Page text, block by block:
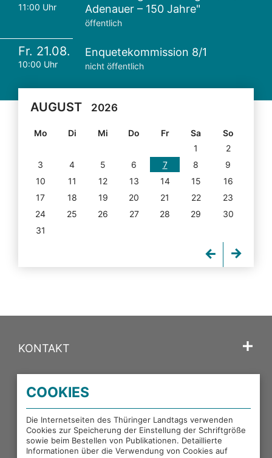
11:00 Uhr
Adenauer – 150 Jahre"
öffentlich
Fr. 21.08.
10:00 Uhr
Enquetekommission 8/1
nicht öffentlich
AUGUST 2026
Mo Di Mi Do Fr Sa
So
1
2
3
4 5 6 7 8
9
10
11 12 13 14 15
16
17
18 19 20 21 22
23
24
25 26 27 28 29
30
31
KONTAKT
PORTALE DES THÜRINGER LANDTAGS
EXTERNE LINKS
COOKIES
Die Internetseiten des Thüringer Landtags verwenden
Cookies zur Speicherung der Einstellung der Schriftgröße
sowie beim Bestellen von Publikationen. Detaillierte
Informationen über die Verwendung von Cookies auf